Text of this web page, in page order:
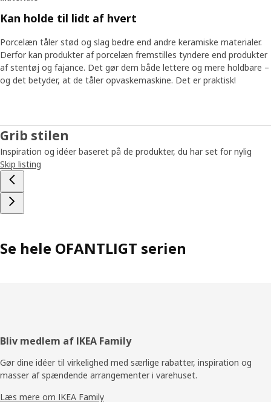
Kan holde til lidt af hvert
Porcelæn tåler stød og slag bedre end andre keramiske materialer.
Derfor kan produkter af porcelæn fremstilles tyndere end produkter
af stentøj og fajance. Det gør dem både lettere og mere holdbare –
og det betyder, at de tåler opvaskemaskine. Det er praktisk!
Grib stilen
Inspiration og idéer baseret på de produkter, du har set for nylig
Skip listing
Se hele OFANTLIGT serien
Footer
Bliv medlem af IKEA Family
Gør dine idéer til virkelighed med særlige rabatter, inspiration og
masser af spændende arrangementer i varehuset.
Læs mere om IKEA Family